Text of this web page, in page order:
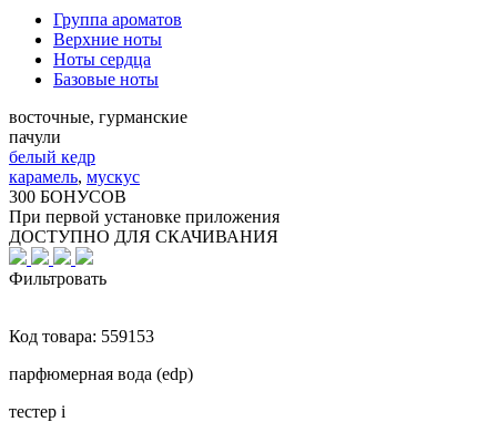
Группа ароматов
Верхние ноты
Ноты сердца
Базовые ноты
восточные, гурманские
пачули
белый кедр
карамель, мускус
300 БОНУСОВ
При первой установке приложения
ДОСТУПНО ДЛЯ СКАЧИВАНИЯ
Фильтровать
Код товара: 559153
парфюмерная вода (edp)
тестер i